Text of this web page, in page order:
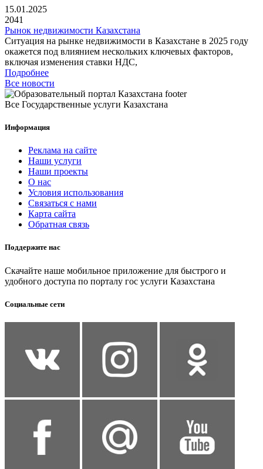
15.01.2025
2041
Рынок недвижимости Казахстана
Ситуация на рынке недвижимости в Казахстане в 2025 году
окажется под влиянием нескольких ключевых факторов,
включая изменения ставки НДС,
Подробнее
Все новости
Все Государственные услуги Казахстана
Информация
Реклама на сайте
Наши услуги
Наши проекты
О нас
Условия использования
Связаться с нами
Карта сайта
Обратная связь
Поддержите нас
Скачайте наше мобильное приложение для быстрого и
удобного доступа по порталу гос услуги Казахстана
Социальные сети